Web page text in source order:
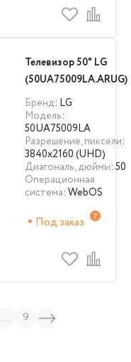
Телевизор 50" LG
(50UA75009LA.ARUG)
Бренд: LG
Модель:
50UA75009LA
Разрешение, пиксели:
3840х2160 (UHD)
Диагональ, дюймы: 50
Операционная
система: WebOS
Под заказ
... 9